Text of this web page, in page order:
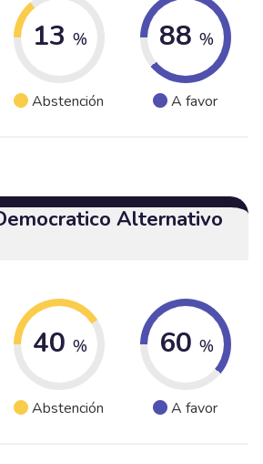
13 %
Abstención
88 %
A favor
Alternativo
40 %
Abstención
60 %
A favor